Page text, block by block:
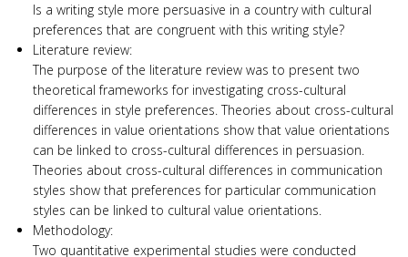
Is a writing style more persuasive in a country with cultural
preferences that are congruent with this writing style?
Literature review:
The purpose of the literature review was to present two
theoretical frameworks for investigating cross-cultural
differences in style preferences. Theories about cross-cultural
differences in value orientations show that value orientations
can be linked to cross-cultural differences in persuasion.
Theories about cross-cultural differences in communication
styles show that preferences for particular communication
styles can be linked to cultural value orientations.
Methodology:
Two quantitative experimental studies were conducted